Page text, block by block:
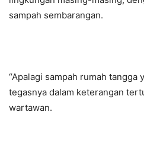
sampah sembarangan.
“Apalagi sampah rumah tangga
tegasnya dalam keterangan
wartawan.